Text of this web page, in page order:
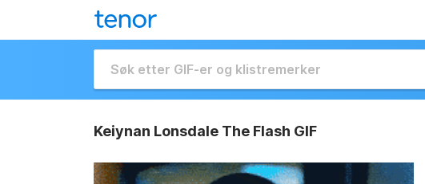
Keiynan Lonsdale The Flash GIF